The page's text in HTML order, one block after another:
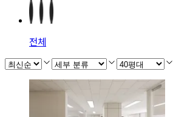
전체